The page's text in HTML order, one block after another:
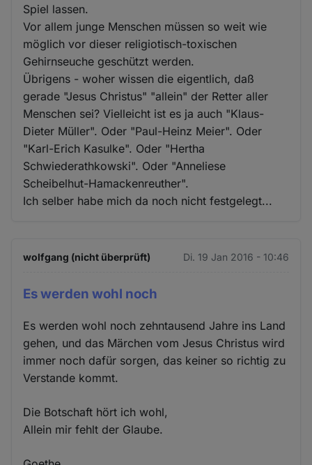
Spiel lassen.
Vor allem junge Menschen müssen so weit wie
möglich vor dieser religiotisch-toxischen
Gehirnseuche geschützt werden.
Übrigens - woher wissen die eigentlich, daß
gerade "Jesus Christus" "allein" der Retter aller
Menschen sei? Vielleicht ist es ja auch "Klaus-
Dieter Müller". Oder "Paul-Heinz Meier". Oder
"Karl-Erich Kasulke". Oder "Hertha
Schwiederathkowski". Oder "Anneliese
Scheibelhut-Hamackenreuther".
Ich selber habe mich da noch nicht festgelegt...
wolfgang (nicht überprüft) Di. 19 Jan 2016 - 10:46
Es werden wohl noch
Es werden wohl noch zehntausend Jahre ins Land
gehen, und das Märchen vom Jesus Christus wird
immer noch dafür sorgen, das keiner so richtig zu
Verstande kommt.
Die Botschaft hört ich wohl,
Allein mir fehlt der Glaube.